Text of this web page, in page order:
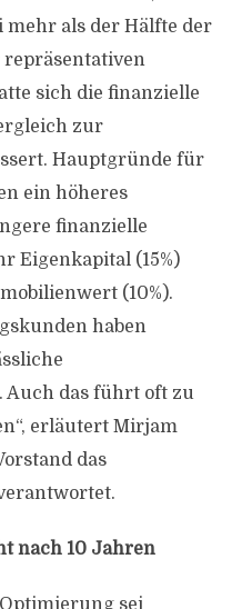
mehr als der Hälfte der
repräsentativen
sich die finanzielle
zur
Hauptgründe für
ein höheres
finanzielle
Eigenkapital (15%)
(10%).
haben
Auch das führt oft zu
erläutert Mirjam
das
nach 10 Jahren
sei